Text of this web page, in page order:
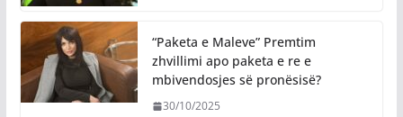
“Paketa e Maleve” Premtim
zhvillimi apo paketa e re e
mbivendosjes së pronësisë?
30/10/2025